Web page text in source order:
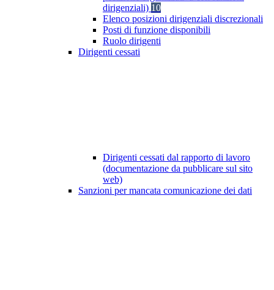
dirigenziali) 10
Elenco posizioni dirigenziali discrezionali
Posti di funzione disponibili
Ruolo dirigenti
Dirigenti cessati
Dirigenti cessati dal rapporto di lavoro
(documentazione da pubblicare sul sito
web)
Sanzioni per mancata comunicazione dei dati